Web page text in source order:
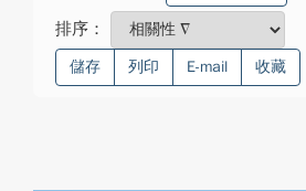
排序：
儲存 列印 E-mail 收藏